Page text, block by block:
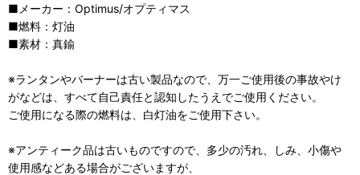
■メーカー：Optimus/オプティマス
■燃料：灯油
■素材：真鍮
※ランタンやバーナーは古い製品なので、万一ご使用後の事故やけ
がなどは、すべて自己責任と認知したうえでご使用ください。
ご使用になる際の燃料は、白灯油をご使用下さい。
※アンティーク品は古いものですので、多少の汚れ、しみ、小傷や
使用感などある場合がございますが、